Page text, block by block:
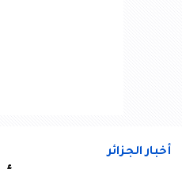
أخبار الجزائر